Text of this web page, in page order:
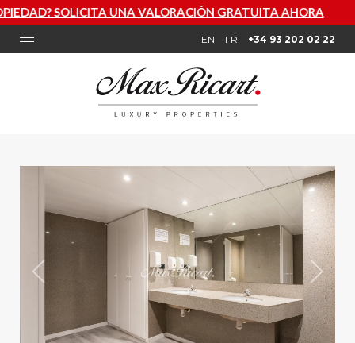
VALORACIÓN GRATUITA AHORA
EN FR +34 93 202 02 22